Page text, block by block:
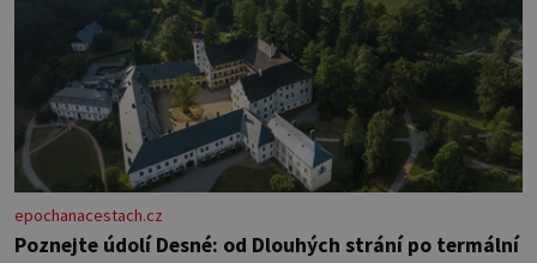
epochanacestach.cz
Poznejte údolí Desné: od Dlouhých strání po termální